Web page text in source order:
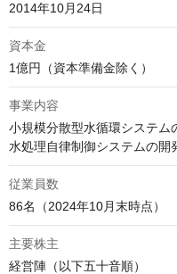
2014年10月24日
資本金
1億円（資本準備金除く）
事業内容
小規模分散型水循環システム
水処理自律制御システムの開
従業員数
86名（2024年10月末時点）
主要株主
経営陣（以下五十音順）